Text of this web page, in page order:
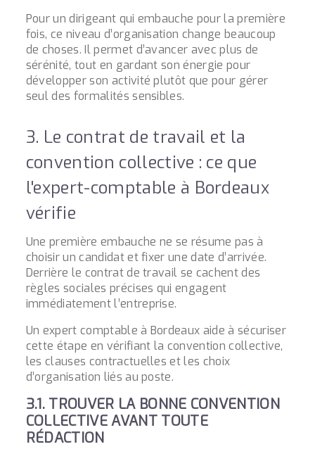
Pour un dirigeant qui embauche pour la première
fois, ce niveau d’organisation change beaucoup
de choses. Il permet d’avancer avec plus de
sérénité, tout en gardant son énergie pour
développer son activité plutôt que pour gérer
seul des formalités sensibles.
3. Le contrat de travail et la
convention collective : ce que
l'expert-comptable à Bordeaux
vérifie
Une première embauche ne se résume pas à
choisir un candidat et fixer une date d’arrivée.
Derrière le contrat de travail se cachent des
règles sociales précises qui engagent
immédiatement l’entreprise.
Un expert comptable à Bordeaux aide à sécuriser
cette étape en vérifiant la convention collective,
les clauses contractuelles et les choix
d’organisation liés au poste.
3.1. TROUVER LA BONNE CONVENTION
COLLECTIVE AVANT TOUTE
RÉDACTION